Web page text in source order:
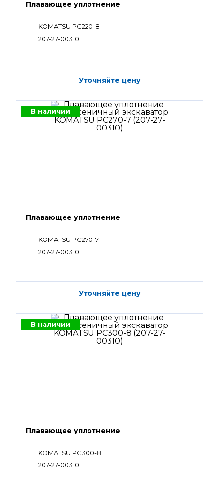
Плавающее уплотнение
KOMATSU PC220-8
207-27-00310
Уточняйте цену
В наличии
Плавающее уплотнение
KOMATSU PC270-7
207-27-00310
Уточняйте цену
В наличии
Плавающее уплотнение
KOMATSU PC300-8
207-27-00310